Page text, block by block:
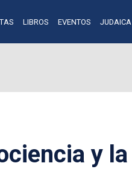
LIBROS EVENTOS JUDAICA
y